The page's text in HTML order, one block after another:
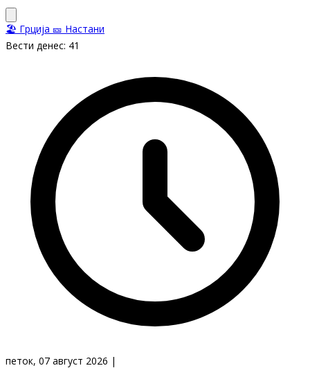
🏖️ Грција 🎫 Настани
Вести денес: 41
петок, 07 август 2026 |